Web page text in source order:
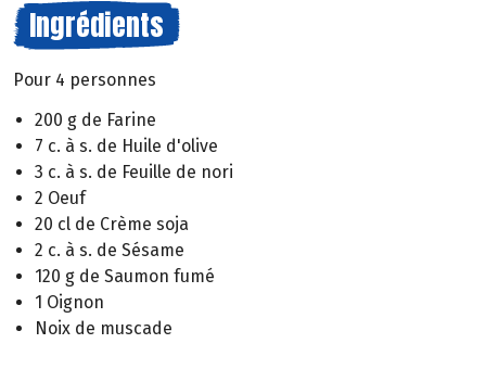
Ingrédients
Pour 4 personnes
200 g de Farine
7 c. à s. de Huile d'olive
3 c. à s. de Feuille de nori
2 Oeuf
20 cl de Crème soja
2 c. à s. de Sésame
120 g de Saumon fumé
1 Oignon
Noix de muscade